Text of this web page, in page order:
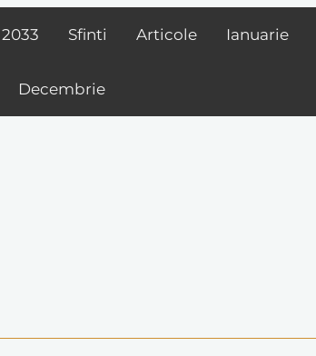
2033 Sfinti Articole Ianuarie
Decembrie